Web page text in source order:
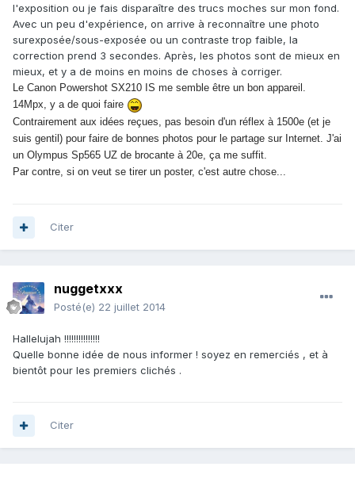
l'exposition ou je fais disparaître des trucs moches sur mon fond.
Avec un peu d'expérience, on arrive à reconnaître une photo
surexposée/sous-exposée ou un contraste trop faible, la
correction prend 3 secondes. Après, les photos sont de mieux en
mieux, et y a de moins en moins de choses à corriger.
Le Canon Powershot SX210 IS me semble être un bon appareil.
14Mpx, y a de quoi faire
Contrairement aux idées reçues, pas besoin d'un réflex à 1500e (et je
suis gentil) pour faire de bonnes photos pour le partage sur Internet. J'ai
un Olympus Sp565 UZ de brocante à 20e, ça me suffit.
Par contre, si on veut se tirer un poster, c'est autre chose...
Citer
nuggetxxx
Posté(e) 22 juillet 2014
Hallelujah !!!!!!!!!!!!!!!
Quelle bonne idée de nous informer ! soyez en remerciés , et à
bientôt pour les premiers clichés .
Citer